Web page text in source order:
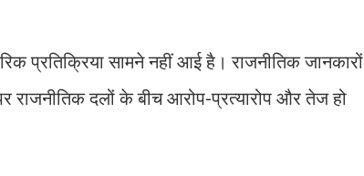
प्रतिक्रिया सामने नहीं आई है। राजनीतिक जानकारों
राजनीतिक दलों के बीच आरोप-प्रत्यारोप और तेज हो